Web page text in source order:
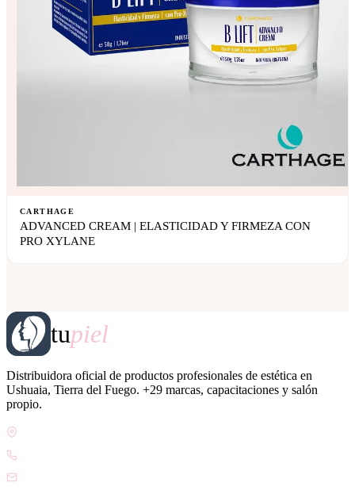
CARTHAGE
ADVANCED CREAM | ELASTICIDAD Y FIRMEZA CON
PRO XYLANE
tupiel
Distribuidora oficial de productos profesionales de estética en
Ushuaia, Tierra del Fuego. +29 marcas, capacitaciones y salón
propio.